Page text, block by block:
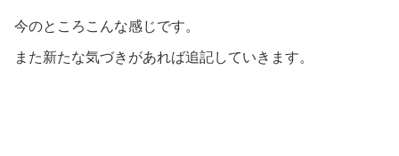
今のところこんな感じです。
また新たな気づきがあれば追記していきます。